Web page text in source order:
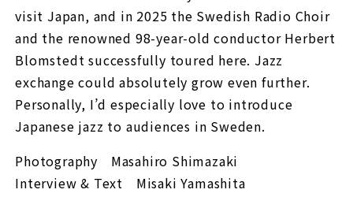
visit Japan, and in 2025 the Swedish Radio Choir
and the renowned 98-year-old conductor Herbert
Blomstedt successfully toured here. Jazz
exchange could absolutely grow even further.
Personally, I’d especially love to introduce
Japanese jazz to audiences in Sweden.
Photography Masahiro Shimazaki
Interview & Text Misaki Yamashita